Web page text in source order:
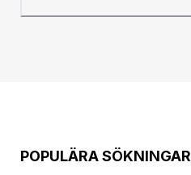
POPULÄRA SÖKNINGAR